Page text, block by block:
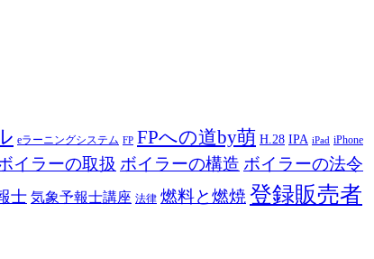
eラーニングシステム FP FPへの道by萌 H.28 IPA iPad iPhone
イラーの取扱 ボイラーの構造 ボイラーの法令
士 気象予報士講座 法律 燃料と燃焼 登録販売者